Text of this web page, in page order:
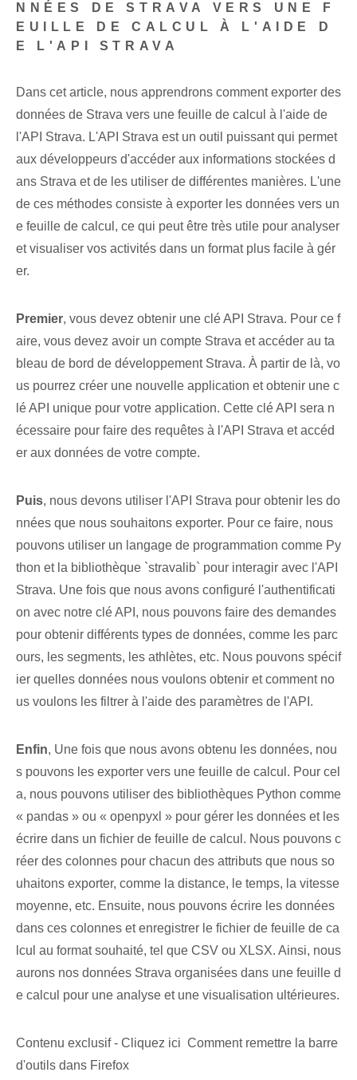
NNÉES DE STRAVA VERS UNE F
EUILLE DE CALCUL À L'AIDE D
E L'API STRAVA
Dans cet article, nous apprendrons comment exporter des
données de Strava vers une feuille de calcul à l'aide de
l'API Strava. L'API Strava est un outil puissant qui permet
aux développeurs d'accéder aux informations stockées d
ans Strava et de les utiliser de différentes manières. L'une
de ces méthodes consiste à exporter les données vers un
e feuille de calcul, ce qui peut être très utile pour analyser
et visualiser vos activités dans un format plus facile à gér
er.
Premier, vous devez obtenir une clé API Strava. Pour ce f
aire, vous devez avoir un compte Strava et accéder au ta
bleau de bord de développement Strava. À partir de là, vo
us pourrez⁤ créer une nouvelle application et obtenir une c
lé API unique⁣ pour votre ‌application. Cette clé API sera n
écessaire pour faire des requêtes à l'API Strava et accéd
er aux données de votre compte.
Puis, nous devons ‌utiliser l'API Strava pour obtenir les do
nnées que nous souhaitons exporter. Pour ce faire, nous
pouvons utiliser​ un langage de programmation⁢ comme Py
thon‍ et la bibliothèque `stravalib` ‌pour interagir‍ avec l'API
Strava. Une fois que nous avons configuré l'authentificati
on avec notre clé API, nous pouvons faire des demandes
pour obtenir différents types de données, comme les parc
ours, les segments, les athlètes, etc. ⁢Nous pouvons ⁣spécif
ier quelles données‌ nous voulons obtenir et comment no
us voulons les filtrer à l'aide des paramètres ⁢de l'API.
Enfin, ​Une fois que nous avons obtenu les données, nou
s pouvons les exporter vers une feuille de calcul. Pour cel
a, nous pouvons utiliser des bibliothèques Python comme
« pandas » ou « openpyxl » pour gérer les données et les
écrire dans un fichier de feuille de calcul. Nous pouvons c
réer des colonnes pour chacun des attributs que nous so
uhaitons exporter, comme la distance, le temps, la vitesse
moyenne, etc. Ensuite, nous pouvons écrire les données
dans ces colonnes et enregistrer le fichier de feuille de ca
lcul au format souhaité, tel que CSV ou XLSX. Ainsi, nous
aurons nos données Strava organisées dans une feuille d
e calcul pour une analyse et une visualisation ultérieures.
Contenu exclusif - Cliquez ici Comment remettre la barre
d'outils dans Firefox